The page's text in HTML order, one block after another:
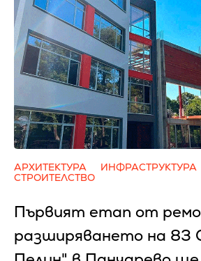
АРХИТЕКТУРА
ИНФРАСТРУКТУРА
СТРОИТЕЛСТВО
Първият етап от
разширяването на 83